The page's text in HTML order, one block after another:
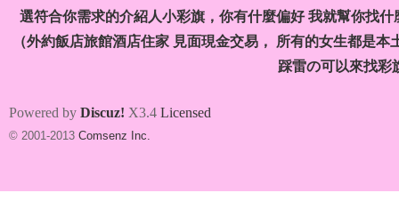
選符合你需求的介紹人小彩旗，你有什麼偏好 我就幫你找
（外約飯店旅館酒店住家 見面現金交易， 所有的女生都是
踩雷の可以來找彩
Powered by Discuz! X3.4 Licensed
© 2001-2013 Comsenz Inc.